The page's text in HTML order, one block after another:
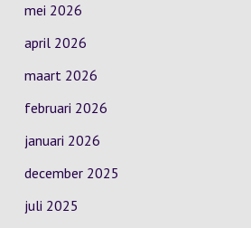
mei 2026
april 2026
maart 2026
februari 2026
januari 2026
december 2025
juli 2025